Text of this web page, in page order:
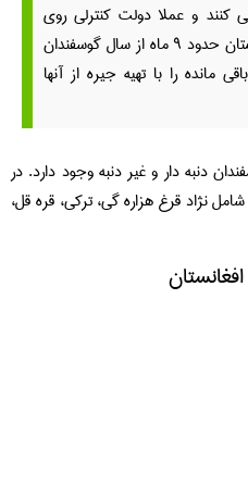
کنند و عملا دولت کنترلی روی
چراگاه ها ندارد. از این رو در افغانستان حدود ۹ ماه از سال گوسفندان
مانده را با تهیه جیره از آنها
دنبه دار و غیر دنبه وجود دارد. در
نژاد قرغ هزاره گی، ترکی، قره قل،